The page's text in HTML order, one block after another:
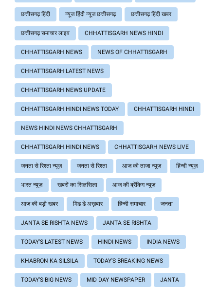
छत्तीसगढ़ हिंदी न्यूज हिंदी न्यूज छत्तीसगढ़ छत्तीसगढ़ हिंदी खबर
छत्तीसगढ़ समाचार लाइव CHHATTISGARH NEWS HINDI
CHHATTISGARH NEWS NEWS OF CHHATTISGARH
CHHATTISGARH LATEST NEWS
CHHATTISGARH NEWS UPDATE
CHHATTISGARH HINDI NEWS TODAY CHHATTISGARH HINDI
NEWS HINDI NEWS CHHATTISGARH
CHHATTISGARH HINDI NEWS CHHATTISGARH NEWS LIVE
जनता से रिश्ता न्यूज़ जनता से रिश्ता आज की ताजा न्यूज़ हिंन्दी न्यूज़
भारत न्यूज़ खबरों का सिलसिला आज की ब्रेंकिग न्यूज़
आज की बड़ी खबर मिड डे अख़बार हिंन्दी समाचार जनता
JANTA SE RISHTA NEWS JANTA SE RISHTA
TODAY'S LATEST NEWS HINDI NEWS INDIA NEWS
KHABRON KA SILSILA TODAY'S BREAKING NEWS
TODAY'S BIG NEWS MID DAY NEWSPAPER JANTA